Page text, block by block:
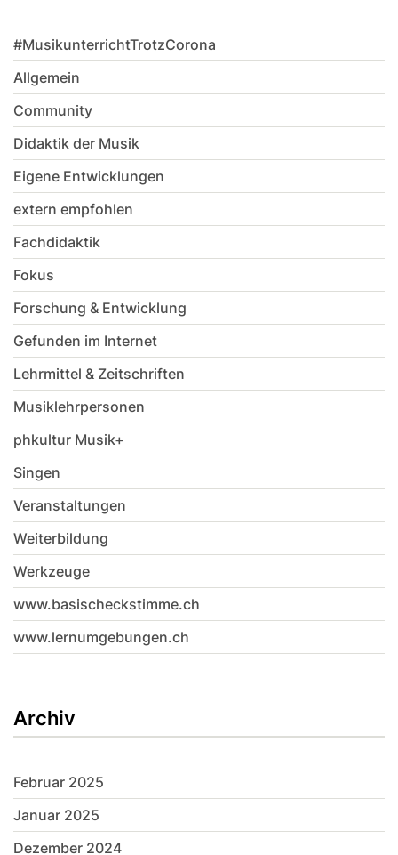
#MusikunterrichtTrotzCorona
Allgemein
Community
Didaktik der Musik
Eigene Entwicklungen
extern empfohlen
Fachdidaktik
Fokus
Forschung & Entwicklung
Gefunden im Internet
Lehrmittel & Zeitschriften
Musiklehrpersonen
phkultur Musik+
Singen
Veranstaltungen
Weiterbildung
Werkzeuge
www.basischeckstimme.ch
www.lernumgebungen.ch
Archiv
Februar 2025
Januar 2025
Dezember 2024